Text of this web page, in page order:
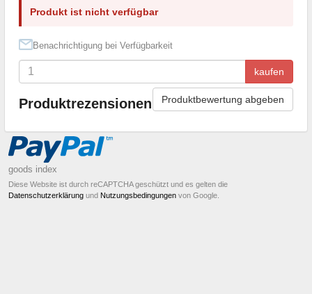
Produkt ist nicht verfügbar
Benachrichtigung bei Verfügbarkeit
kaufen
Produktrezensionen Produktbewertung abgeben
goods index
Diese Website ist durch reCAPTCHA geschützt und es gelten die
Datenschutzerklärung und Nutzungsbedingungen von Google.